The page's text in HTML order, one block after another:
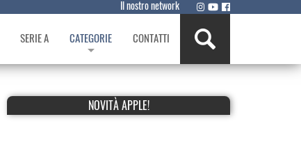
Il nostro network
SERIE A CATEGORIE CONTATTI
NOVITÀ APPLE!